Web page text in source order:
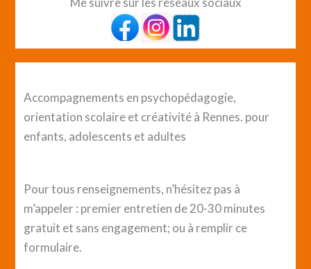
Accompagnements en psychopédagogie,
orientation scolaire et créativité à Rennes. pour
enfants, adolescents et adultes
Pour tous renseignements, n’hésitez pas à
m’appeler : premier entretien de 20-30 minutes
gratuit et sans engagement; ou à remplir ce
formulaire.